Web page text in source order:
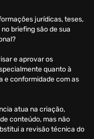
jurídicas, teses,
briefing são de sua
e aprovar os
quanto à
e conformidade com as
atua na criação,
conteúdo, mas não
a revisão técnica do